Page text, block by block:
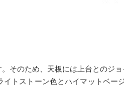
そのため、天板には上台とのジ
トストーン色とハイマットベー